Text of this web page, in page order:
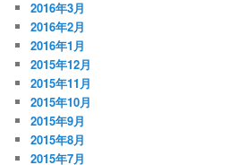
2016年3月
2016年2月
2016年1月
2015年12月
2015年11月
2015年10月
2015年9月
2015年8月
2015年7月